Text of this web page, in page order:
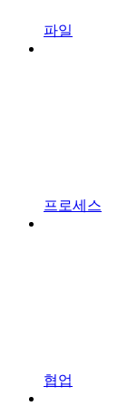
파일
프로세스
협업